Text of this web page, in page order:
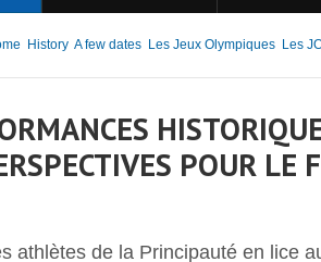
History A few dates Les Jeux Olympiques Les
POUR LE
athlètes de la Principauté en lice